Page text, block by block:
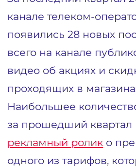
канале телеком-
появились 28 новых
всего на канале
видео об акциях и
проходящих в
Наибольшее
за прошедший квартал
рекламный ролик о
одного из тарифов,